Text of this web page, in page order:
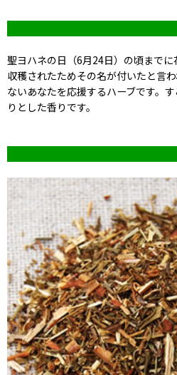
聖ヨハネの日（6月24日）の頃まで
収穫されたためその名が付いたと言
ないあなたを応援するハーブです。
りとした香りです。